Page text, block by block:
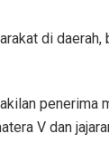
di daerah,
penerima
V dan